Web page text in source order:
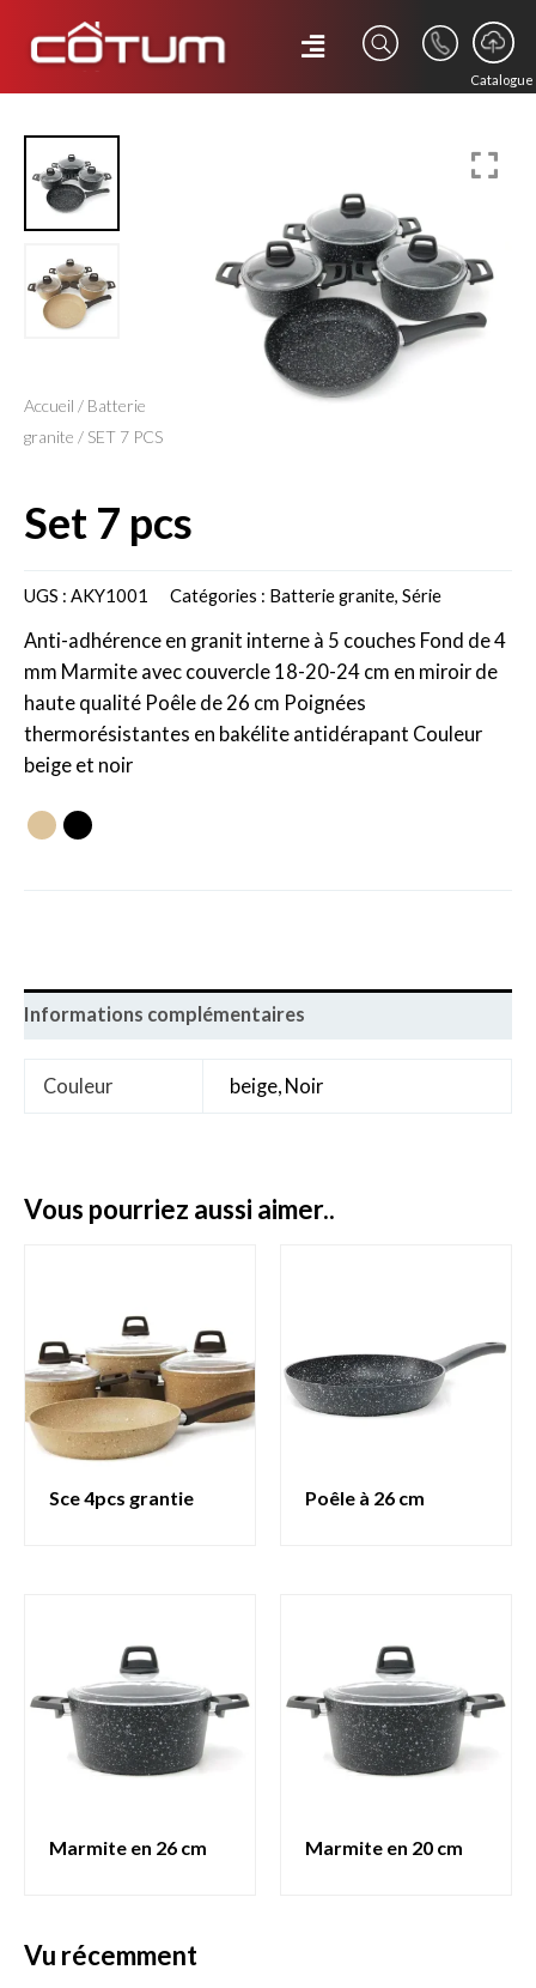
Catalogue
Accueil / Batterie
granite / SET 7 PCS
set 7 pcs
UGS : AKY1001 Catégories : Batterie granite, Série
Anti-adhérence en granit interne à 5 couches Fond de 4
mm Marmite avec couvercle 18-20-24 cm en miroir de
haute qualité Poêle de 26 cm Poignées
thermorésistantes en bakélite antidérapant Couleur
beige et noir
Informations complémentaires
Couleur beige, Noir
vous pourriez aussi aimer..
sce 4pcs grantie poêle à 26 cm
marmite en 26 cm marmite en 20 cm
vu récemment